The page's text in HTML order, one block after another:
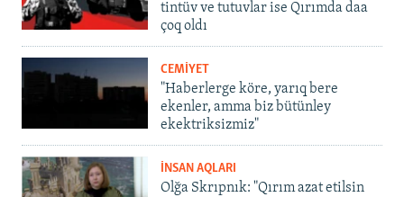
tintüv ve tutuvlar ise Qırımda daa
çoq oldı
CEMİYET
"Haberlerge köre, yarıq bere
ekenler, amma biz bütünley
ekektriksizmiz"
İNSAN AQLARI
Olğa Skrıpnık: "Qırım azat etilsin